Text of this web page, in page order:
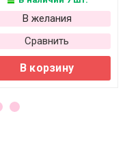
В желания
Сравнить
В корзину